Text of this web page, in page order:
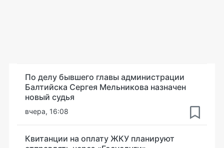
По делу бывшего главы администрации
Балтийска Сергея Мельникова назначен
новый судья
вчера, 16:08
Квитанции на оплату ЖКУ планируют